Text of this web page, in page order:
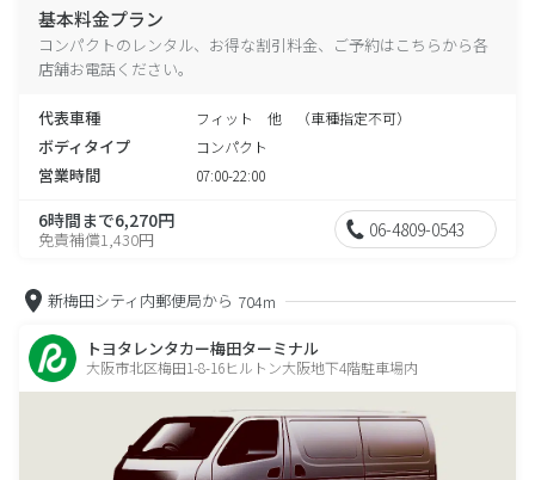
基本料金プラン
コンパクトのレンタル、お得な割引料金、ご予約はこちらから各
店舗お電話ください。
代表車種 フィット 他 （車種指定不可）
ボディタイプ コンパクト
営業時間 07:00-22:00
6時間まで6,270円
免責補償1,430円 06-4809-0543
新梅田シティ内郵便局から 704m
トヨタレンタカー梅田ターミナル
大阪市北区梅田1-8-16ヒルトン大阪地下4階駐車場内